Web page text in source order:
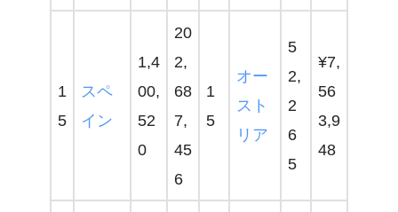
1
5
スペ
イン
1,4
00,
52
0
20
2,
68
7,
45
6
1
5
オー
スト
リア
5
2,
2
6
5
¥7,
56
3,9
48